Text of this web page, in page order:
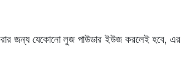
করার জন্য যেকোনো লুজ পাউডার ইউজ করলেই হবে, এর